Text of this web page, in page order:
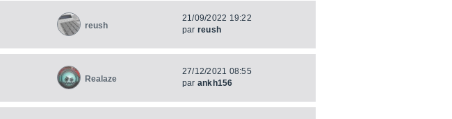
reush
21/09/2022 19:22
par reush
Realaze
27/12/2021 08:55
par ankh156